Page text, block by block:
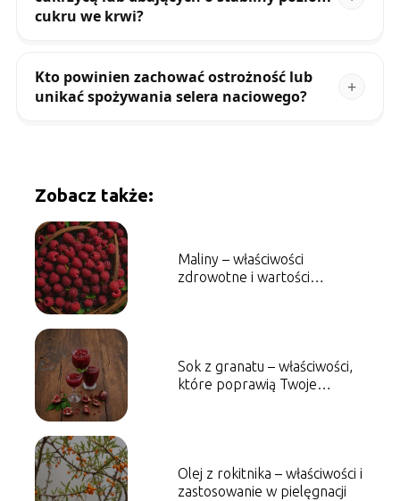
cukru we krwi?
Kto powinien zachować ostrożność lub
unikać spożywania selera naciowego?
Zobacz także:
Maliny – właściwości
zdrowotne i wartości
Sok z granatu – właściwości,
które poprawią Twoje
Olej z rokitnika – właściwości i
zastosowanie w pielęgnacji